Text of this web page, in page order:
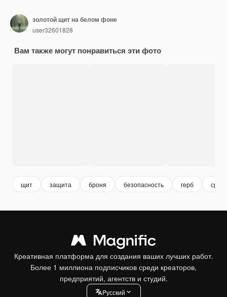
золотой щит на белом фоне
user32601828
Вам также могут понравиться эти фото
щит защита броня безопасность герб
Креативная платформа для создания ваших лучших работ.
Более 1 миллиона подписчиков среди креаторов,
предприятий, агентств и студий.
Pусский